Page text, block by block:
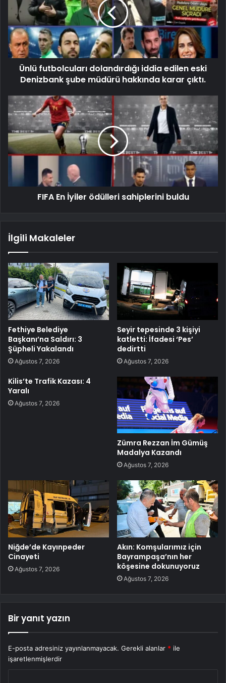
Ünlü futbolcuları dolandırdığı iddia edilen eski
Denizbank şube müdürü hakkında karar çıktı.
FIFA En İyiler ödülleri sahiplerini buldu
İlgili Makaleler
Fethiye Belediye
Başkanı’na Saldırı: 3
Şüpheli Yakalandı
Ağustos 7, 2026
Seyir tepesinde 3 kişiyi
katletti: İfadesi ‘Pes’
dedirtti
Ağustos 7, 2026
Kilis’te Trafik Kazası: 4
Yaralı
Ağustos 7, 2026
Zümra Rezzan İm Gümüş
Madalya Kazandı
Ağustos 7, 2026
Niğde’de Kayınpeder
Cinayeti
Ağustos 7, 2026
Akın: Komşularımız için
Bayrampaşa’nın her
köşesine dokunuyoruz
Ağustos 7, 2026
Bir yanıt yazın
E-posta adresiniz yayınlanmayacak. Gerekli alanlar * ile
işaretlenmişlerdir